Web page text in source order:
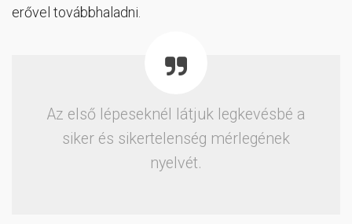
erővel továbbhaladni.
Az első lépeseknél látjuk legkevésbé a
siker és sikertelenség mérlegének
nyelvét.